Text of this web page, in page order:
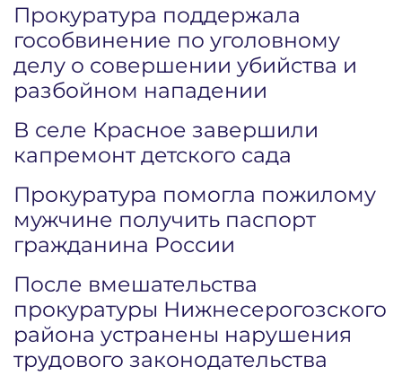
Прокуратура поддержала
гособвинение по уголовному
делу о совершении убийства и
разбойном нападении
В селе Красное завершили
капремонт детского сада
Прокуратура помогла пожилому
мужчине получить паспорт
гражданина России
После вмешательства
прокуратуры Нижнесерогозского
района устранены нарушения
трудового законодательства